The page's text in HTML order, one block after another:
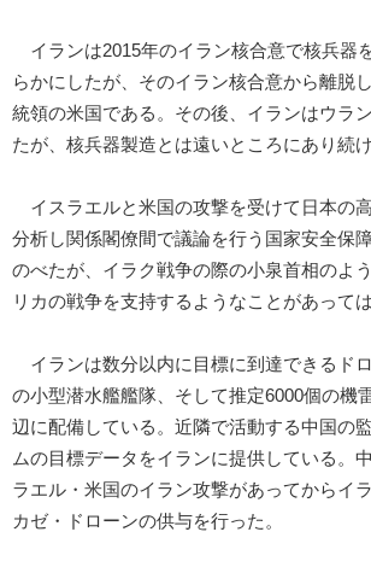
イランは2015年のイラン核合意で核兵器
らかにしたが、そのイラン核合意から離脱
統領の米国である。その後、イランはウラ
たが、核兵器製造とは遠いところにあり続け
イスラエルと米国の攻撃を受けて日本の
分析し関係閣僚間で議論を行う国家安全保
のべたが、イラク戦争の際の小泉首相のよ
リカの戦争を支持するようなことがあって
イランは数分以内に目標に到達できるド
の小型潜水艦艦隊、そして推定6000個の機
辺に配備している。近隣で活動する中国の
ムの目標データをイランに提供している。
ラエル・米国のイラン攻撃があってからイ
カゼ・ドローンの供与を行った。